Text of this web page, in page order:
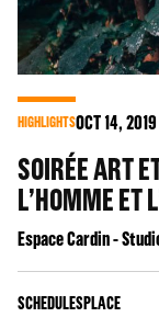
HIGHLIGHTSOCT14, 2019
SOIRÉE ART
L’HOMME ET
Espace Cardin -
SCHEDULESPLACE